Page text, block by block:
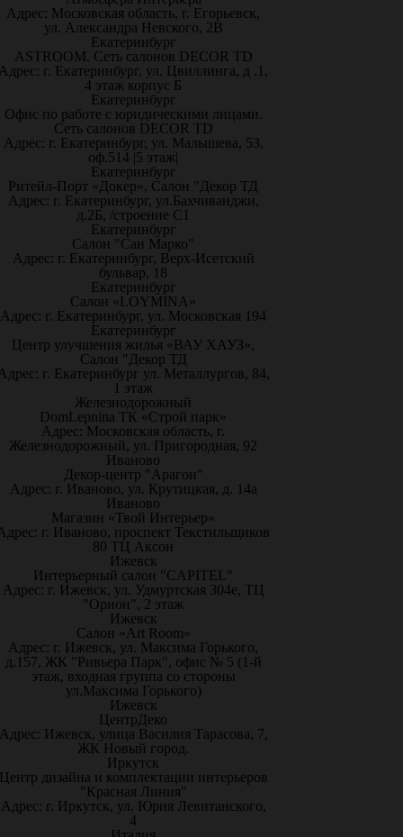
Адрес: Московская область, г. Егорьевск,
ул. Александра Невского, 2В
Екатеринбург
ASTROOM. Сеть салонов DECOR TD
г. Екатеринбург, ул. Цвиллинга, д .1,
4 этаж корпус Б
Екатеринбург
Офис по работе с юридическими лицами.
Сеть салонов DECOR TD
Адрес: г. Екатеринбург, ул. Малышева, 53,
оф.514 |5 этаж|
Екатеринбург
Ритейл-Порт «Докер», Салон "Декор ТД
Адрес: г. Екатеринбург, ул.Бахчиванджи,
д.2Б, /строение С1
Екатеринбург
Салон "Сан Марко"
Адрес: г. Екатеринбург, Верх-Исетский
бульвар, 18
Екатеринбург
Салон «LOYMINA»
Адрес: г. Екатеринбург, ул. Московская 194
Екатеринбург
Центр улучшения жилья «ВАУ ХАУЗ»,
Салон "Декор ТД
г. Екатеринбург ул. Металлургов, 84,
1 этаж
Железнодорожный
DomLepnina ТК «Строй парк»
Адрес: Московская область, г.
Железнодорожный, ул. Пригородная, 92
Иваново
Декор-центр "Арагон"
Адрес: г. Иваново, ул. Крутицкая, д. 14а
Иваново
Магазин «Твой Интерьер»
г. Иваново, проспект Текстильщиков
80 ТЦ Аксон
Ижевск
Интерьерный салон "CAPITEL"
Адрес: г. Ижевск, ул. Удмуртская 304е, ТЦ
"Орион", 2 этаж
Ижевск
Салон «Art Room»
Адрес: г. Ижевск, ул. Максима Горького,
д.157, ЖК "Ривьера Парк", офис № 5 (1-й
этаж, входная группа со стороны
ул.Максима Горького)
Ижевск
ЦентрДеко
Ижевск, улица Василия Тарасова, 7,
ЖК Новый город.
Иркутск
дизайна и комплектации интерьеров
"Красная Линия"
Адрес: г. Иркутск, ул. Юрия Левитанского,
4